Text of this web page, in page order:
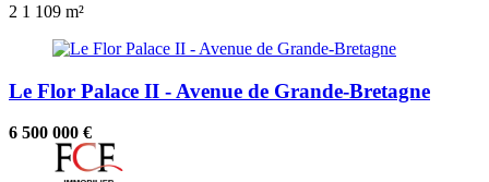
2 1 109 m²
Le Flor Palace II - Avenue de Grande-Bretagne
6 500 000 €